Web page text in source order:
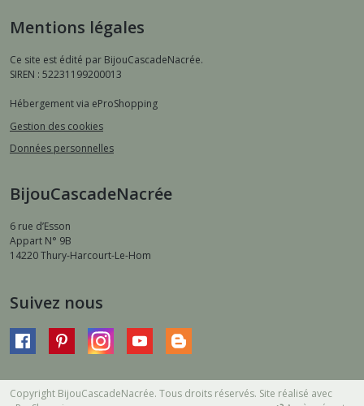
Mentions légales
Ce site est édité par BijouCascadeNacrée.
SIREN : 52231199200013
Hébergement via eProShopping
Gestion des cookies
Données personnelles
BijouCascadeNacrée
6 rue d’Esson
Appart N° 9B
14220Thury-Harcourt-Le-Hom
Suivez nous
Copyright BijouCascadeNacrée. Tous droits réservés. Site réalisé avec